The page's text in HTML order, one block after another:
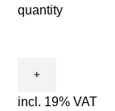
quantity
incl. 19% VAT